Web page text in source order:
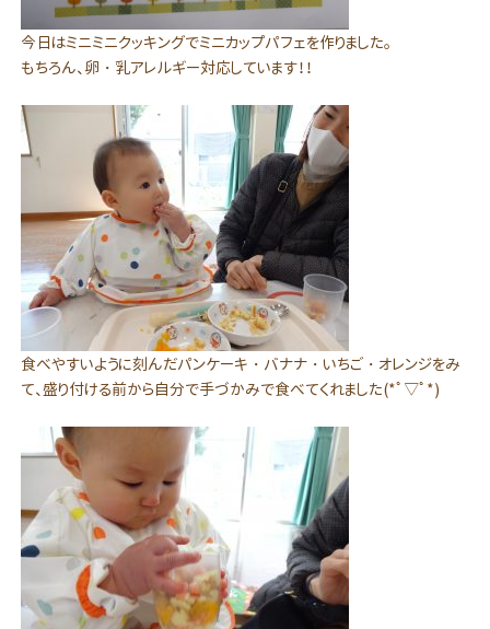
今日はミニミニクッキングでミニカップパフェを作りました。
もちろん、卵・乳アレルギー対応しています！！
食べやすいように刻んだパンケーキ・バナナ・いちご・オレンジをみ
て、盛り付ける前から自分で手づかみで食べてくれました(*ﾟ▽ﾟ*)